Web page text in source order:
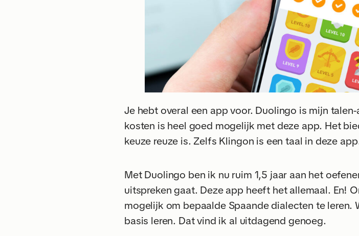
Je hebt overal een app voor. Duolingo is mijn
kosten is heel goed mogelijk met deze app. Het
keuze reuze is. Zelfs Klingon is een taal in deze
Met Duolingo ben ik nu ruim 1,5 jaar aan het
uitspreken gaat. Deze app heeft het allemaal. En!
mogelijk om bepaalde Spaande dialecten te leren.
basis leren. Dat vind ik al uitdagend genoeg.